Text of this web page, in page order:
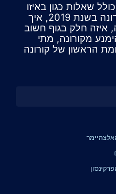
שאלות כגון באיזו
עיר פרצה מגפת הקורונה בשנת 2019, איך
איזה חלק בגוף חשוב
מקורונה, מתי
הראשון של קורונה